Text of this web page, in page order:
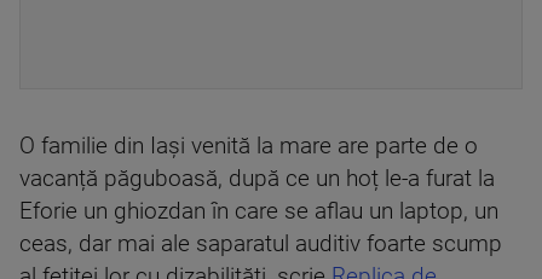
O familie din Iași venită la mare are parte de o
vacanță păguboasă, după ce un hoț le-a furat la
Eforie un ghiozdan în care se aflau un laptop, un
ceas, dar mai ale saparatul auditiv foarte scump